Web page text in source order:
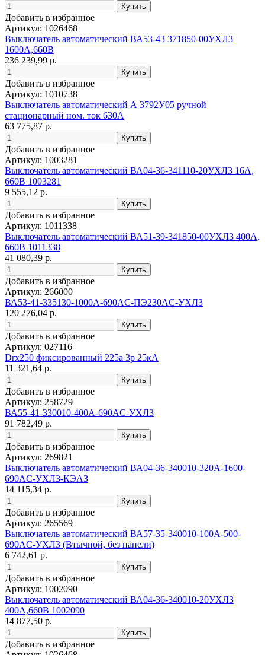
Добавить в избранное
Артикул: 1026468
Выключатель автоматический ВА53-43 371850-00УХЛ3
1600А,660В
236 239,99 р.
Добавить в избранное
Артикул: 1010738
Выключатель автоматический А 3792У05 ручной
стационарный ном. ток 630А
63 775,87 р.
Добавить в избранное
Артикул: 1003281
Выключатель автоматический ВА04-36-341110-20УХЛ3 16А,
660В 1003281
9 555,12 р.
Добавить в избранное
Артикул: 1011338
Выключатель автоматический ВА51-39-341850-00УХЛ3 400А,
660В 1011338
41 080,39 р.
Добавить в избранное
Артикул: 266000
ВА53-41-335130-1000А-690AC-ПЭ230AC-УХЛ3
120 276,04 р.
Добавить в избранное
Артикул: 027116
Drx250 фиксированный 225a 3p 25кА
11 321,64 р.
Добавить в избранное
Артикул: 258729
ВА55-41-330010-400А-690AC-УХЛ3
91 782,49 р.
Добавить в избранное
Артикул: 269821
Выключатель автоматический ВА04-36-340010-320А-1600-
690AC-УХЛ3-КЭАЗ
14 115,34 р.
Добавить в избранное
Артикул: 265569
Выключатель автоматический ВА57-35-340010-100А-500-
690AC-УХЛ3 (Втычной, без панели)
6 742,61 р.
Добавить в избранное
Артикул: 1002090
Выключатель автоматический ВА04-36-340010-20УХЛ3
400А,660В 1002090
14 877,50 р.
Добавить в избранное